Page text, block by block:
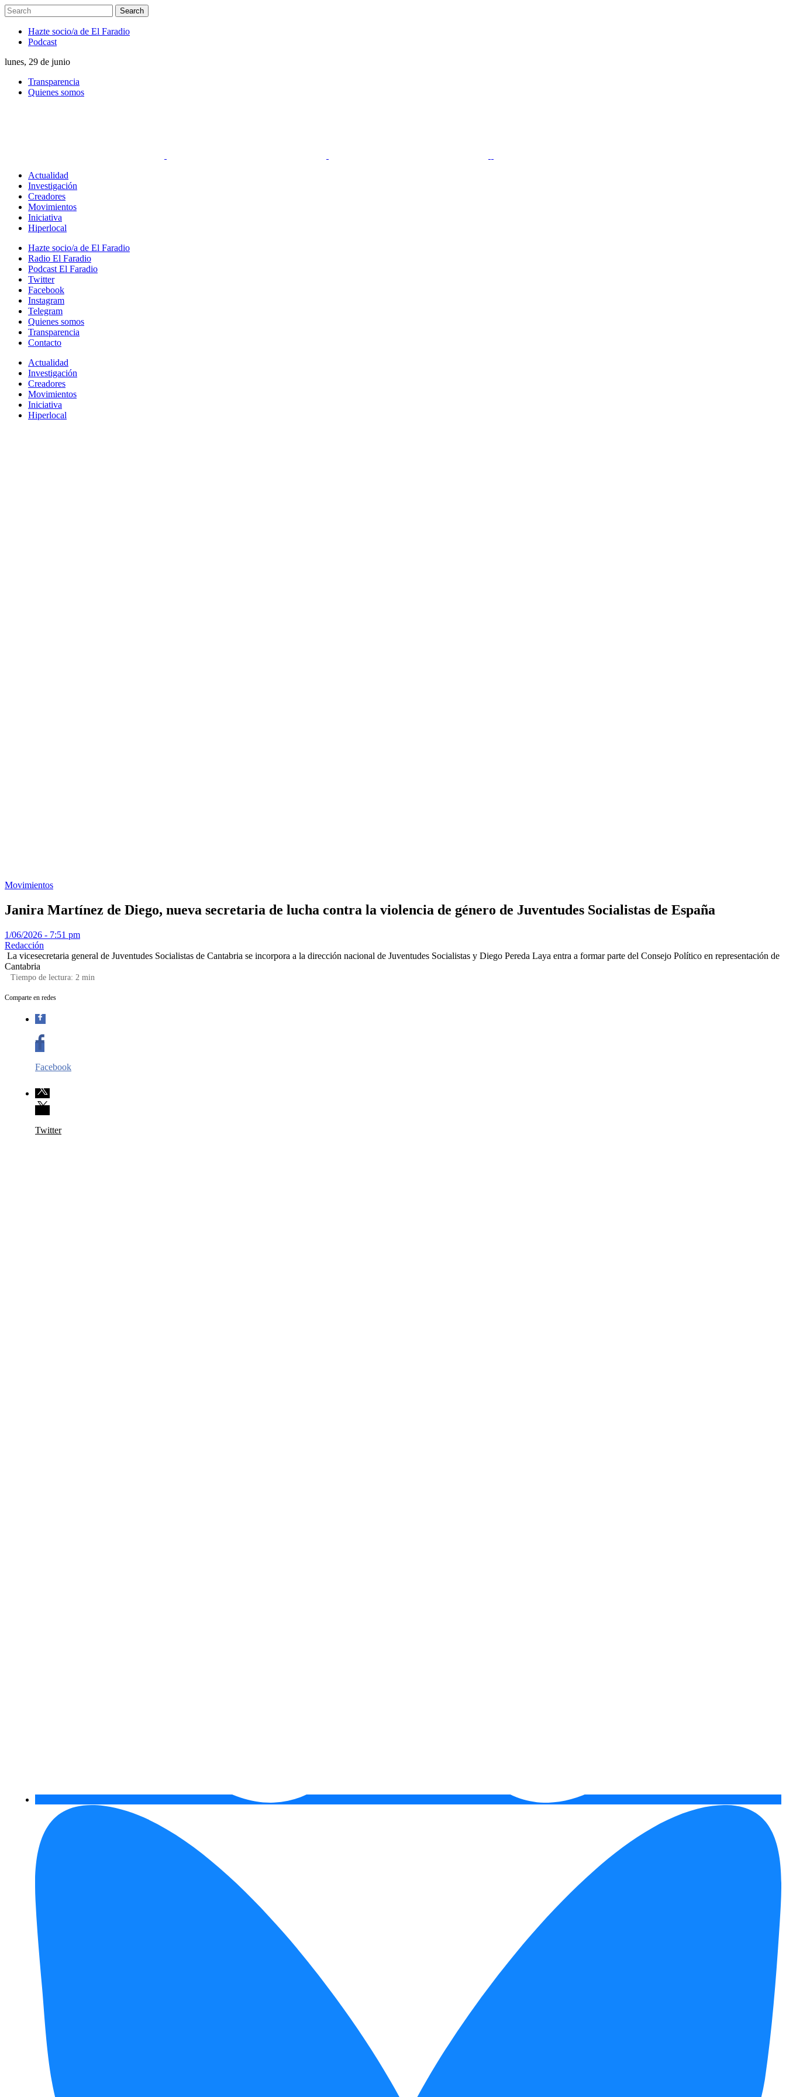
Hazte socio/a de El Faradio
Podcast
lunes, 29 de junio
Transparencia
Quienes somos
Actualidad
Investigación
Creadores
Movimientos
Iniciativa
Hiperlocal
Hazte socio/a de El Faradio
Radio El Faradio
Podcast El Faradio
Twitter
Facebook
Instagram
Telegram
Quienes somos
Transparencia
Contacto
Actualidad
Investigación
Creadores
Movimientos
Iniciativa
Hiperlocal
Movimientos
Janira Martínez de Diego, nueva secretaria de lucha contra la violencia de género de Juventudes Socialistas de España
1/06/2026 - 7:51 pm
Redacción
La vicesecretaria general de Juventudes Socialistas de Cantabria se incorpora a la dirección nacional de Juventudes Socialistas y Diego Pereda Laya entra a formar parte del Consejo Político en representación de
Cantabria
Tiempo de lectura: 2 min
Comparte en redes
Facebook
Twitter